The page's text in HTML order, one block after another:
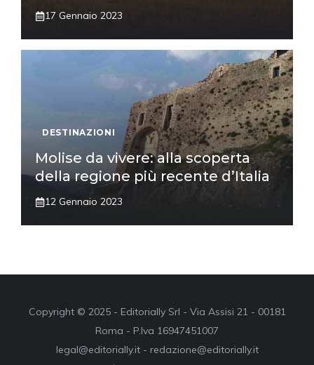
17 Gennaio 2023
DESTINAZIONI
Molise da vivere: alla scoperta
della regione più recente d’Italia
12 Gennaio 2023
Copyright © 2025 - Editorially Srl - Via Assisi 21 - 00181
Roma - P.Iva 16947451007
legal@editorially.it - redazione@editorially.it